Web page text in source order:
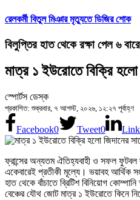
রেলকর্মী বিতুল মিঞার মৃত্যুতে ডিজির শোক
বিলুপ্তির হাত থেকে রক্ষা পেল ৬
মাত্র ১ ইউরোতে বিক্রি হলো
স্পোর্টস ডেস্ক
প্রকাশিত: শুক্রবার, ৭ আগস্ট, ২০২৬, ১২:২৭ পূর্বাহ্ণ
Facebook0 Tweet0
ফ্রান্সের অন্যতম ঐতিহ্যবাহী ও সফল ফুটবল
একেবারেই প্রতীকী মূল্যে। ভয়াবহ আর্থিক
হাত থেকে বাঁচাতে ব্রিটিশ বিনিয়োগ কোম্পানি
বেঞ্চের যৌথ জোট মাত্র ১ ইউরোতে কিনে